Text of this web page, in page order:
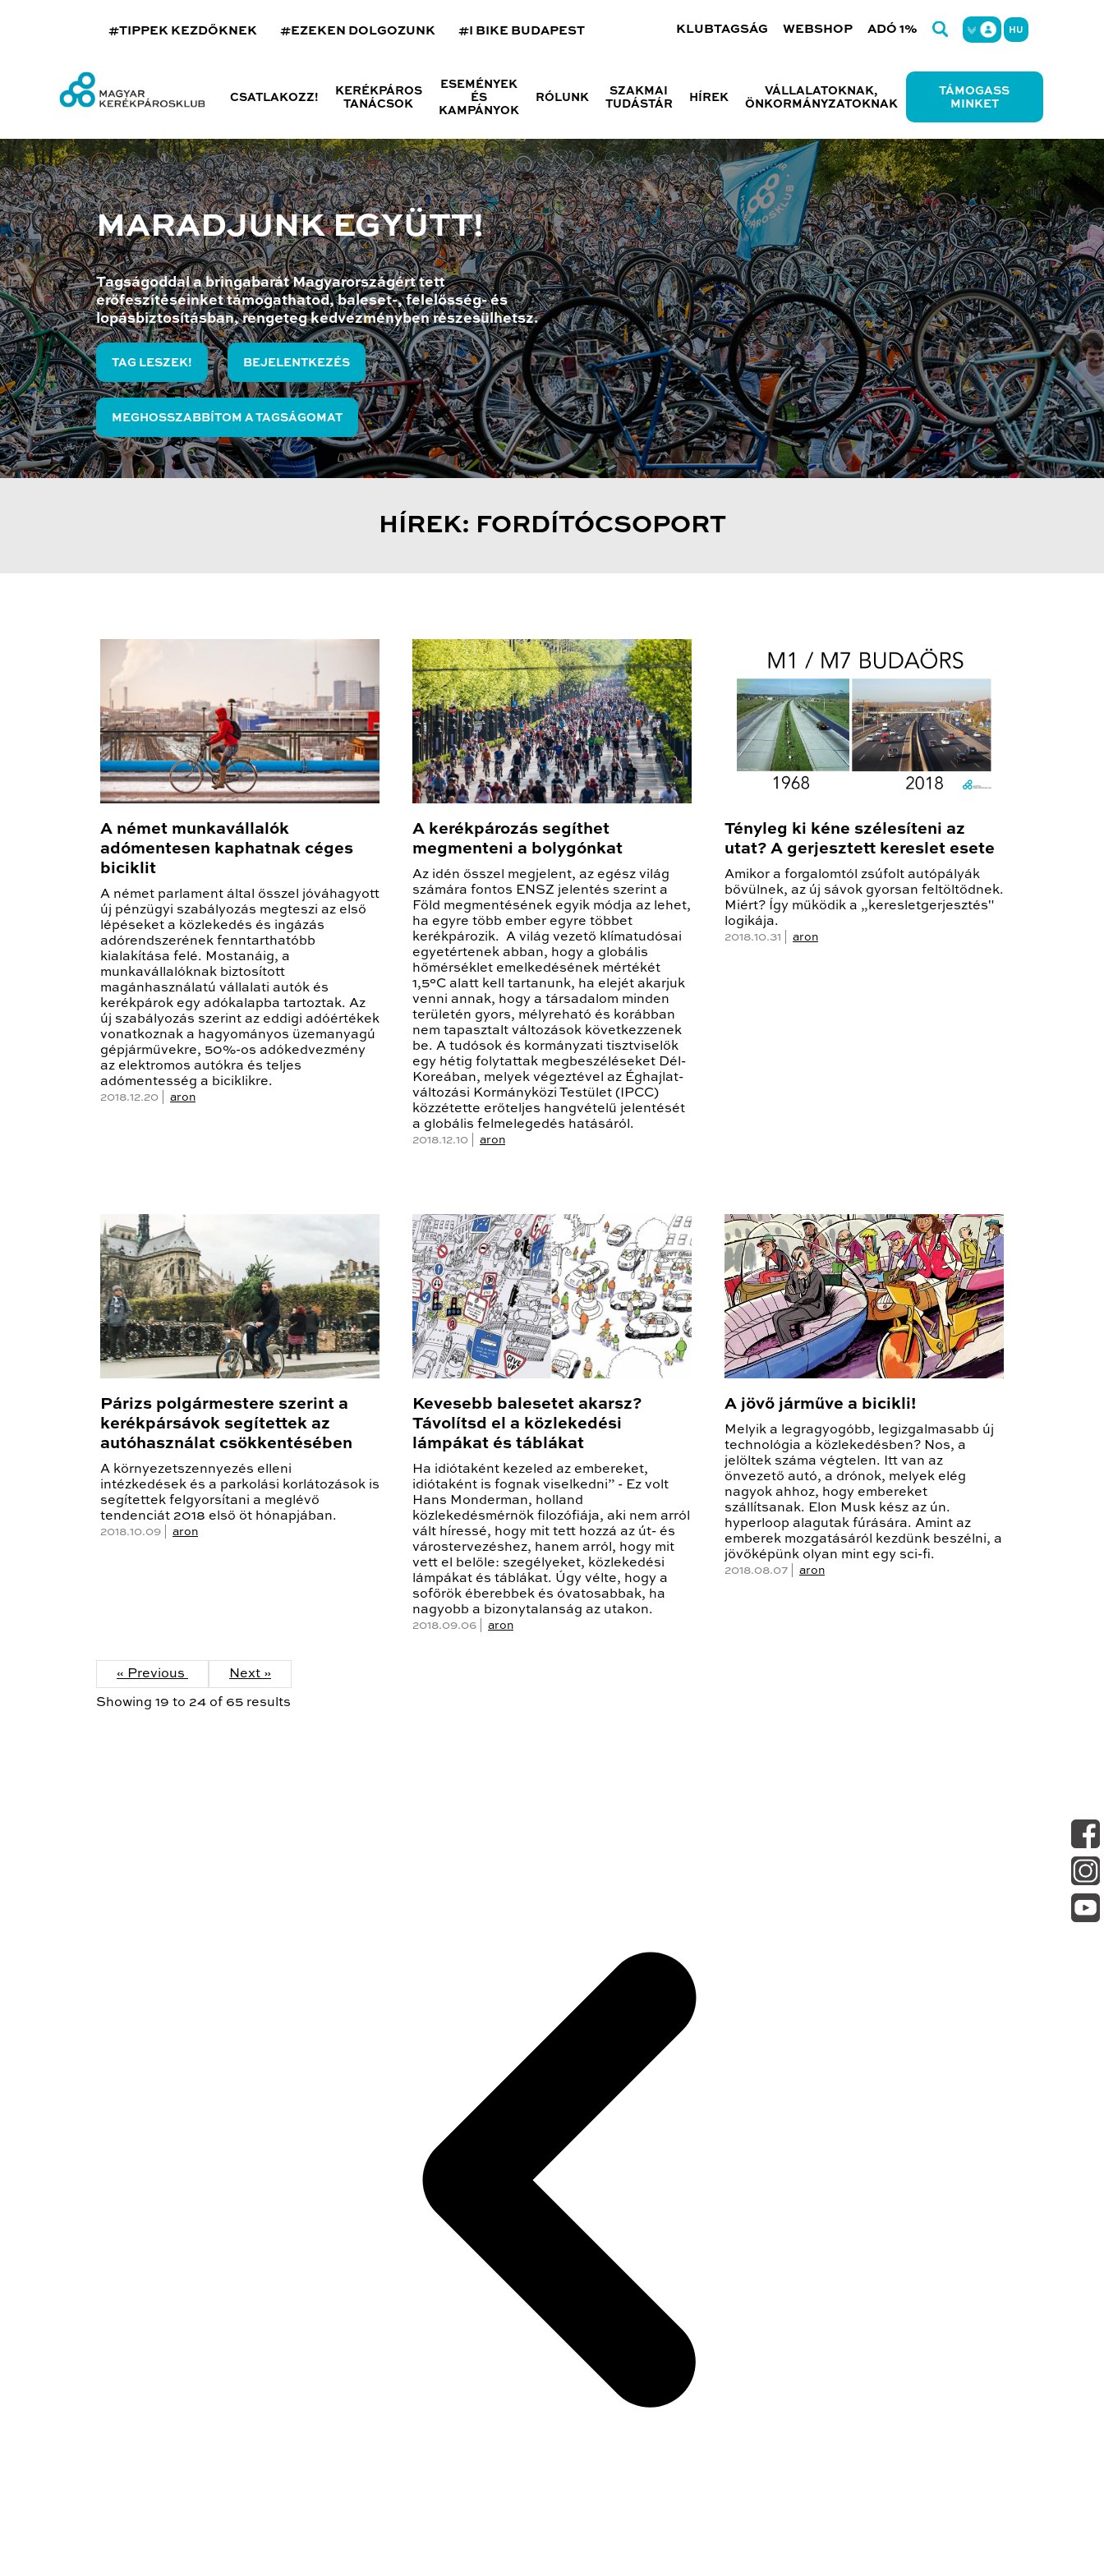
#TIPPEK KEZDŐKNEK #EZEKEN DOLGOZUNK #I BIKE BUDAPEST KLUBTAGSÁG WEBSHOP ADÓ 1% HU
CSATLAKOZZ!
KERÉKPÁROS
TANÁCSOK
ESEMÉNYEK
ÉS
KAMPÁNYOK
RÓLUNK
SZAKMAI
TUDÁSTÁR
HÍREK
VÁLLALATOKNAK,
ÖNKORMÁNYZATOKNAK
TÁMOGASS
MINKET
MARADJUNK EGYÜTT!
Tagságoddal a bringabarát Magyarországért tett
erőfeszítéseinket támogathatod, baleset-, felelősség- és
lopásbiztosításban, rengeteg kedvezményben részesülhetsz.
TAG LESZEK! BEJELENTKEZÉS
MEGHOSSZABBÍTOM A TAGSÁGOMAT
HÍREK: FORDÍTÓCSOPORT
A német munkavállalók
adómentesen kaphatnak céges
biciklit
A német parlament által ősszel jóváhagyott
új pénzügyi szabályozás megteszi az első
lépéseket a közlekedés és ingázás
adórendszerének fenntarthatóbb
kialakítása felé. Mostanáig, a
munkavállalóknak biztosított
magánhasználatú vállalati autók és
kerékpárok egy adókalapba tartoztak. Az
új szabályozás szerint az eddigi adóértékek
vonatkoznak a hagyományos üzemanyagú
gépjárművekre, 50%-os adókedvezmény
az elektromos autókra és teljes
adómentesség a biciklikre.
2018.12.20 | aron
A kerékpározás segíthet
megmenteni a bolygónkat
Az idén ősszel megjelent, az egész világ
számára fontos ENSZ jelentés szerint a
Föld megmentésének egyik módja az lehet,
ha egyre több ember egyre többet
kerékpározik. A világ vezető klímatudósai
egyetértenek abban, hogy a globális
hőmérséklet emelkedésének mértékét
1,5°C alatt kell tartanunk, ha elejét akarjuk
venni annak, hogy a társadalom minden
területén gyors, mélyreható és korábban
nem tapasztalt változások következzenek
be. A tudósok és kormányzati tisztviselők
egy hétig folytattak megbeszéléseket Dél-
Koreában, melyek végeztével az Éghajlat-
változási Kormányközi Testület (IPCC)
közzétette erőteljes hangvételű jelentését
a globális felmelegedés hatásáról.
2018.12.10 | aron
Tényleg ki kéne szélesíteni az
utat? A gerjesztett kereslet esete
Amikor a forgalomtól zsúfolt autópályák
bővülnek, az új sávok gyorsan feltöltődnek.
Miért? Így működik a „keresletgerjesztés"
logikája.
2018.10.31 | aron
Párizs polgármestere szerint a
kerékpársávok segítettek az
autóhasználat csökkentésében
A környezetszennyezés elleni
intézkedések és a parkolási korlátozások is
segítettek felgyorsítani a meglévő
tendenciát 2018 első öt hónapjában.
2018.10.09 | aron
Kevesebb balesetet akarsz?
Távolítsd el a közlekedési
lámpákat és táblákat
Ha idiótaként kezeled az embereket,
idiótaként is fognak viselkedni” - Ez volt
Hans Monderman, holland
közlekedésmérnök filozófiája, aki nem arról
vált híressé, hogy mit tett hozzá az út- és
várostervezéshez, hanem arról, hogy mit
vett el belőle: szegélyeket, közlekedési
lámpákat és táblákat. Úgy vélte, hogy a
sofőrök éberebbek és óvatosabbak, ha
nagyobb a bizonytalanság az utakon.
2018.09.06 | aron
A jövő járműve a bicikli!
Melyik a legragyogóbb, legizgalmasabb új
technológia a közlekedésben? Nos, a
jelöltek száma végtelen. Itt van az
önvezető autó, a drónok, melyek elég
nagyok ahhoz, hogy embereket
szállítsanak. Elon Musk kész az ún.
hyperloop alagutak fúrására. Amint az
emberek mozgatásáról kezdünk beszélni, a
jövőképünk olyan mint egy sci-fi.
2018.08.07 | aron
« Previous Next »
Showing 19 to 24 of 65 results